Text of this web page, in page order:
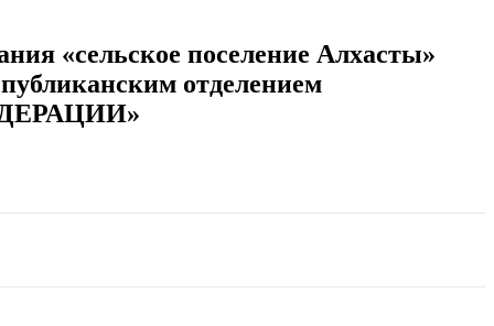
«сельское поселение Алхасты»
отделением